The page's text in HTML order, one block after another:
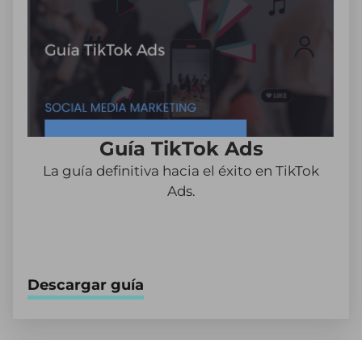
Guía TikTok Ads
La guía definitiva hacia el éxito en TikTok
Ads.
Descargar guía